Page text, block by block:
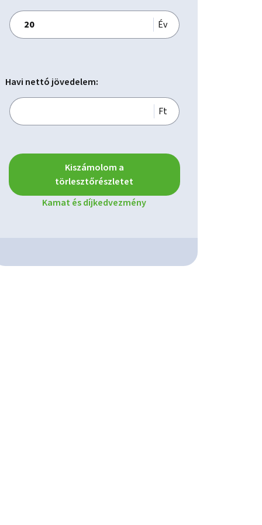
Év
Havi nettó jövedelem:
Ft
Kiszámolom a
törlesztőrészletet
Kamat és díjkedvezmény